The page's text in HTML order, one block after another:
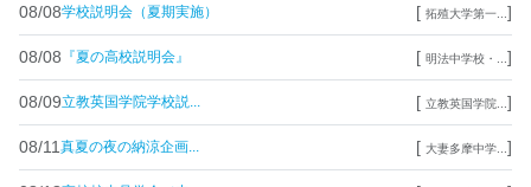
08/08学校説明会（夏期実施） [ 拓殖大学第一... ]
08/08 『夏の高校説明会』 [ 明法中学校・... ]
08/09立教英国学院学校説... [ 立教英国学院... ]
08/11 真夏の夜の納涼企画... [ 大妻多摩中学... ]